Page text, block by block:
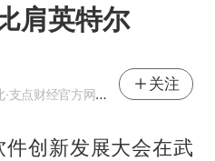
肩英特尔
·支点财经官方网易号
关注
件创新发展大会在武